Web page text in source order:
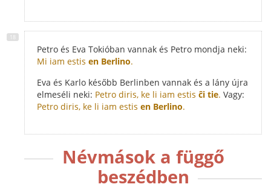
Petro és Eva Tokióban vannak és Petro mondja neki:
Mi iam estis en Berlino.
Eva és Karlo később Berlinben vannak és a lány újra
elmeséli neki: Petro diris, ke li iam estis ĉi tie. Vagy:
Petro diris, ke li iam estis en Berlino.
Névmások a függő
beszédben